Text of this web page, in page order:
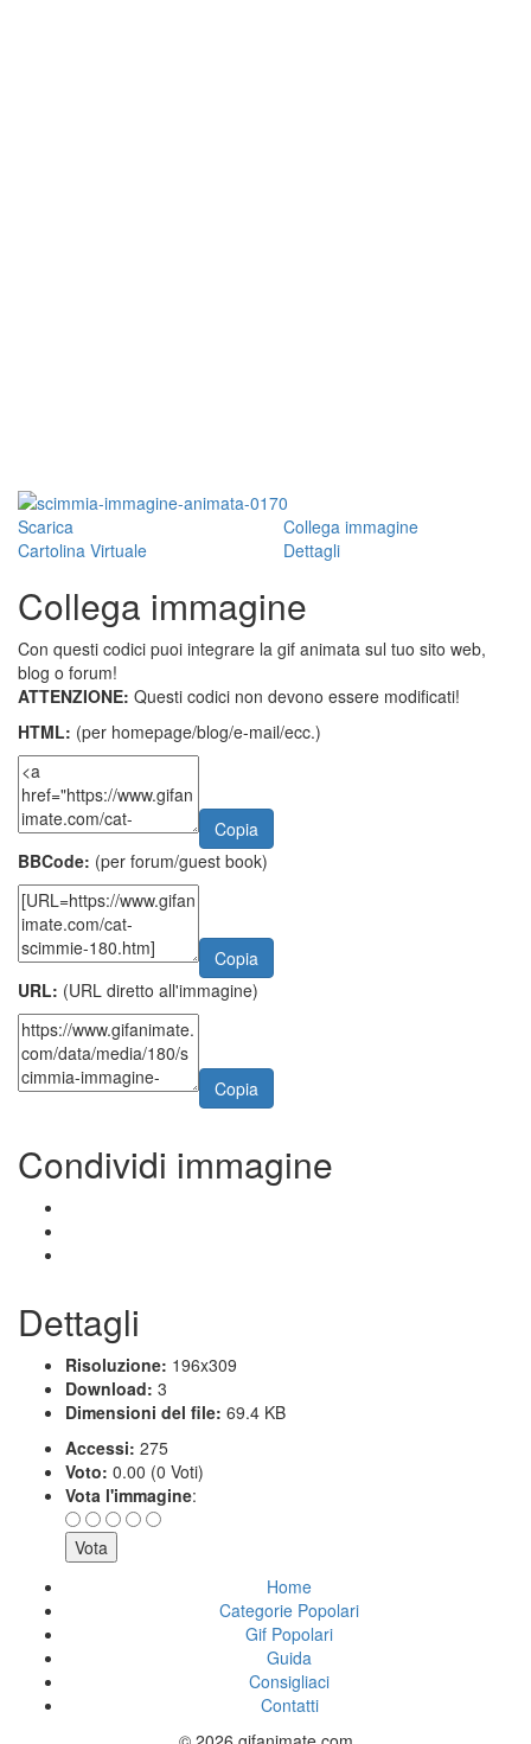
Scarica
Collega immagine
Cartolina Virtuale
Dettagli
Collega immagine
Con questi codici puoi integrare la gif animata sul tuo sito web,
blog o forum!
ATTENZIONE: Questi codici non devono essere modificati!
HTML: (per homepage/blog/e-mail/ecc.)
Copia
BBCode: (per forum/guest book)
Copia
URL: (URL diretto all'immagine)
Copia
Condividi immagine
Dettagli
Risoluzione: 196x309
Download: 3
Dimensioni del file: 69.4 KB
Accessi: 275
Voto: 0.00 (0 Voti)
Vota l'immagine:
Home
Categorie Popolari
Gif Popolari
Guida
Consigliaci
Contatti